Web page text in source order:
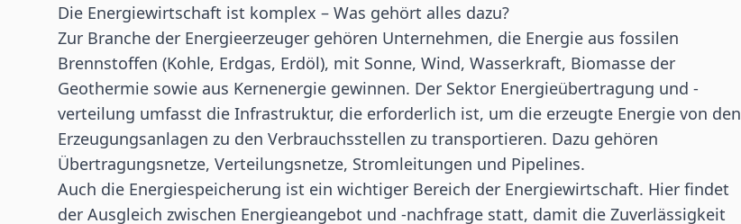
Die Energiewirtschaft ist komplex – Was gehört alles dazu?
Zur Branche der Energieerzeuger gehören Unternehmen, die Energie aus fossilen
Brennstoffen (Kohle, Erdgas, Erdöl), mit Sonne, Wind, Wasserkraft, Biomasse der
Geothermie sowie aus Kernenergie gewinnen. Der Sektor Energieübertragung und -
verteilung umfasst die Infrastruktur, die erforderlich ist, um die erzeugte Energie von den
Erzeugungsanlagen zu den Verbrauchsstellen zu transportieren. Dazu gehören
Übertragungsnetze, Verteilungsnetze, Stromleitungen und Pipelines.
Auch die Energiespeicherung ist ein wichtiger Bereich der Energiewirtschaft. Hier findet
der Ausgleich zwischen Energieangebot und -nachfrage statt, damit die Zuverlässigkeit